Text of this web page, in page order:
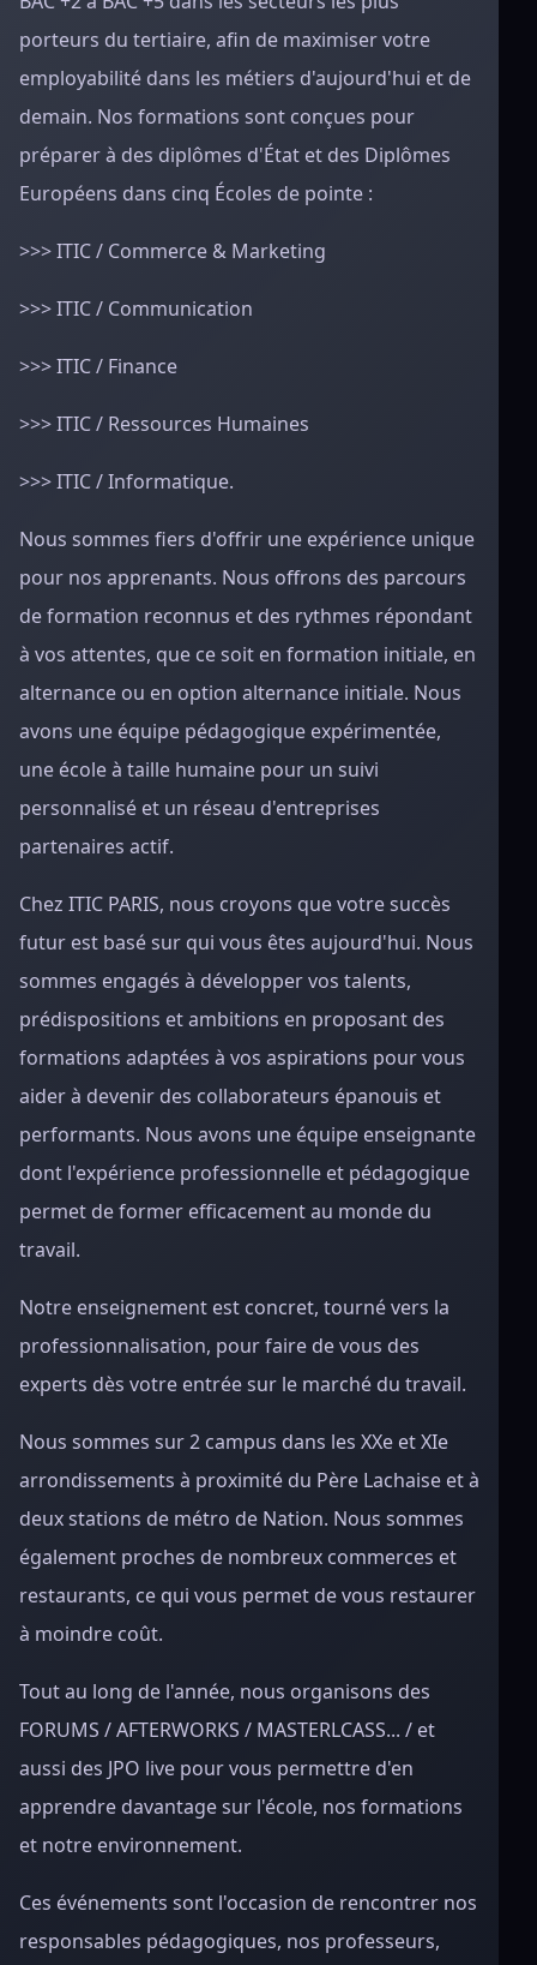
porteurs du tertiaire, afin de maximiser votre
employabilité dans les métiers d'aujourd'hui et de
demain. Nos formations sont conçues pour
préparer à des diplômes d'État et des Diplômes
Européens dans cinq Écoles de pointe :
>>> ITIC / Commerce & Marketing
>>> ITIC / Communication
>>> ITIC / Finance
>>> ITIC / Ressources Humaines
>>> ITIC / Informatique.
Nous sommes fiers d'offrir une expérience unique
pour nos apprenants. Nous offrons des parcours
de formation reconnus et des rythmes répondant
à vos attentes, que ce soit en formation initiale, en
alternance ou en option alternance initiale. Nous
avons une équipe pédagogique expérimentée,
une école à taille humaine pour un suivi
personnalisé et un réseau d'entreprises
partenaires actif.
Chez ITIC PARIS, nous croyons que votre succès
futur est basé sur qui vous êtes aujourd'hui. Nous
sommes engagés à développer vos talents,
prédispositions et ambitions en proposant des
formations adaptées à vos aspirations pour vous
aider à devenir des collaborateurs épanouis et
performants. Nous avons une équipe enseignante
dont l'expérience professionnelle et pédagogique
permet de former efficacement au monde du
travail.
Notre enseignement est concret, tourné vers la
professionnalisation, pour faire de vous des
experts dès votre entrée sur le marché du travail.
Nous sommes sur 2 campus dans les XXe et XIe
arrondissements à proximité du Père Lachaise et à
deux stations de métro de Nation. Nous sommes
également proches de nombreux commerces et
restaurants, ce qui vous permet de vous restaurer
à moindre coût.
Tout au long de l'année, nous organisons des
FORUMS / AFTERWORKS / MASTERLCASS... / et
aussi des JPO live pour vous permettre d'en
apprendre davantage sur l'école, nos formations
et notre environnement.
Ces événements sont l'occasion de rencontrer nos
responsables pédagogiques, nos professeurs,